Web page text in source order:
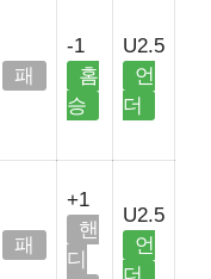
패
-1
홈
승
U2.5
언
더
패
+1
핸
디
U2.5
언